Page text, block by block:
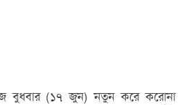
আজ বুধবার (১৭ জুন) নতুন করে করোনা